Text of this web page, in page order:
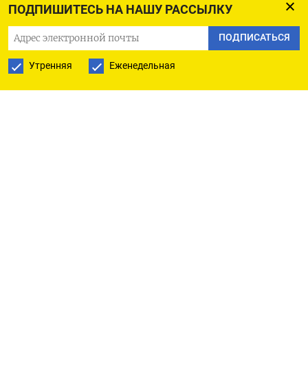
ПОДПИШИТЕСЬ НА НАШУ РАССЫЛКУ
ПОДПИСАТЬСЯ
Утренняя Еженедельная
ПОДПИСАТЬСЯ НА ТЕЛЕГРАМ
ПОДПИСАТЬСЯ В GOOGLE